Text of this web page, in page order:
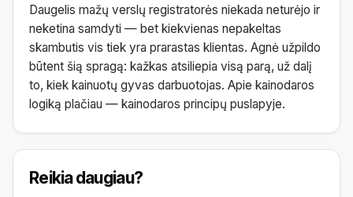
Daugelis mažų verslų registratorės niekada neturėjo ir
neketina samdyti — bet kiekvienas nepakeltas
skambutis vis tiek yra prarastas klientas. Agnė užpildo
būtent šią spragą: kažkas atsiliepia visą parą, už dalį
to, kiek kainuotų gyvas darbuotojas. Apie kainodaros
logiką plačiau — kainodaros principų puslapyje.
Reikia daugiau?